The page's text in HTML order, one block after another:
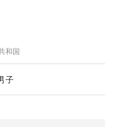
和国
子